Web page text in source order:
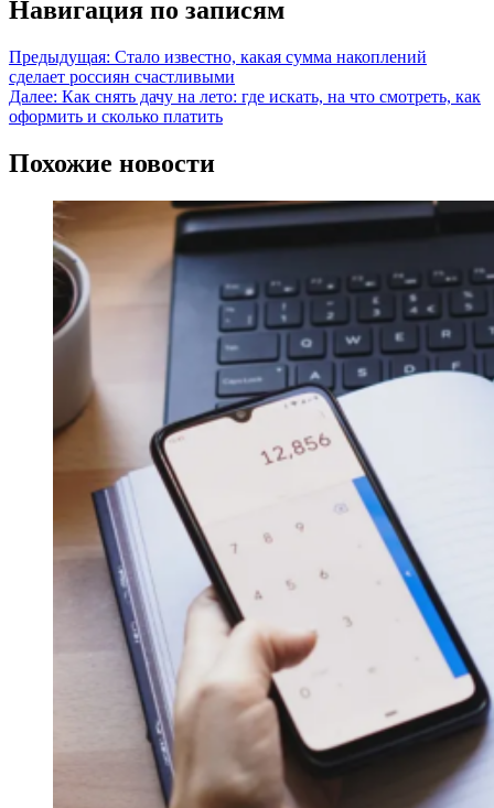
Навигация по записям
Предыдущая: Стало известно, какая сумма накоплений
сделает россиян счастливыми
Далее: Как снять дачу на лето: где искать, на что смотреть, как
оформить и сколько платить
Похожие новости